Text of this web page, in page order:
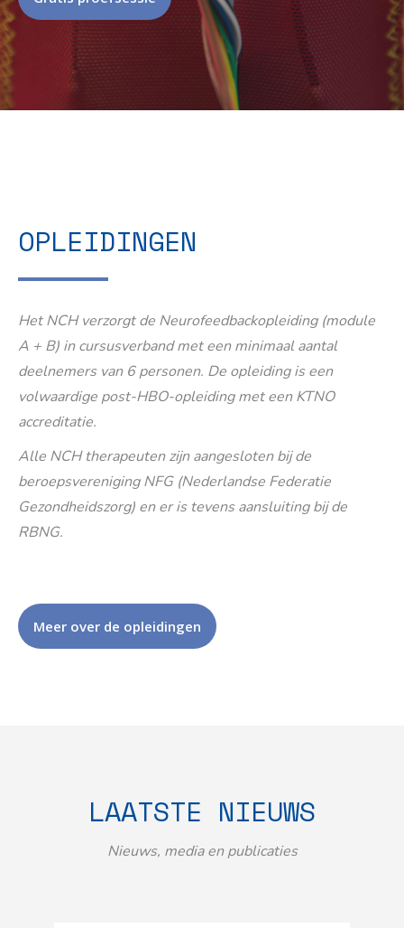
OPLEIDINGEN
Het NCH verzorgt de Neurofeedbackopleiding (module
A + B) in cursusverband met een minimaal aantal
deelnemers van 6 personen. De opleiding is een
volwaardige post-HBO-opleiding met een KTNO
accreditatie.
Alle NCH therapeuten zijn aangesloten bij de
beroepsvereniging NFG (Nederlandse Federatie
Gezondheidszorg) en er is tevens aansluiting bij de
RBNG.
Meer over de opleidingen
LAATSTE NIEUWS
Nieuws, media en publicaties